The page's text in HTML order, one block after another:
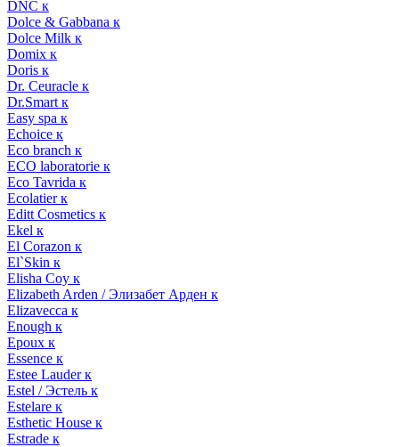
DNC к
Dolce & Gabbana к
Dolce Milk к
Domix к
Doris к
Dr. Ceuracle к
Dr.Smart к
Easy spa к
Echoice к
Eco branch к
ECO laboratorie к
Eco Tavrida к
Ecolatier к
Editt Cosmetics к
Ekel к
El Corazon к
El`Skin к
Elisha Coy к
Elizabeth Arden / Элизабет Арден к
Elizavecca к
Enough к
Epoux к
Essence к
Estee Lauder к
Estel / Эстель к
Estelare к
Esthetic House к
Estrade к